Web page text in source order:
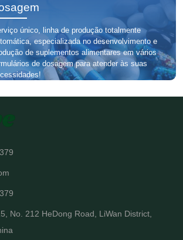
único, linha de produção totalmente
especializada no desenvolvimento e
de suplementos alimentares em vários
de dosagem para atender às suas
No. 212 HeDong Road, LiWan District,